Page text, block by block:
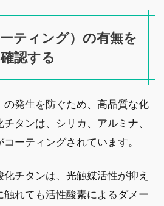
ティング）の有無を
確認する
発生を防ぐため、高品質な化
タンは、シリカ、アルミナ、
ーティングされています。
チタンは、光触媒活性が抑え
触れても活性酸素によるダメー